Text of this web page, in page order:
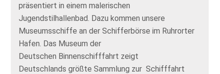
präsentiert in einem malerischen
Jugendstilhallenbad. Dazu kommen unsere
Museumsschiffe an der Schifferbörse im Ruhrorter
Hafen. Das Museum der
Deutschen Binnenschifffahrt zeigt
Deutschlands größte Sammlung zur Schifffahrt